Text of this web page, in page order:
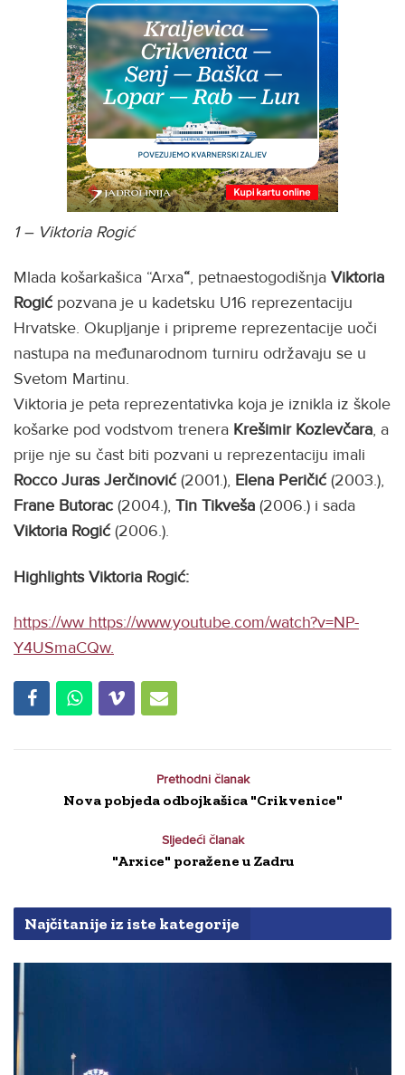
1 – Viktoria Rogić
Mlada košarkašica “Arxa“, petnaestogodišnja Viktoria
Rogićpozvana je u kadetsku U16 reprezentaciju
Hrvatske. Okupljanje i pripreme reprezentacije uoči
nastupa na međunarodnom turniru održavaju se u
Svetom Martinu.
Viktoria je peta reprezentativka koja je iznikla iz škole
košarke pod vodstvom trenera Krešimir Kozlevčara, a
prije nje su čast biti pozvani u reprezentaciju imali
Rocco Juras Jerčinović(2001.), Elena Peričić(2003.),
Frane Butorac (2004.), Tin Tikveša (2006.) i sada
Viktoria Rogić(2006.).
Highlights Viktoria Rogić:
https://ww https://www.youtube.com/watch?v=NP-
Y4USmaCQw.
Prethodni članak
Nova pobjeda odbojkašica "Crikvenice"
Sljedeći članak
"Arxice" poražene u Zadru
Najčitanije iz iste kategorije